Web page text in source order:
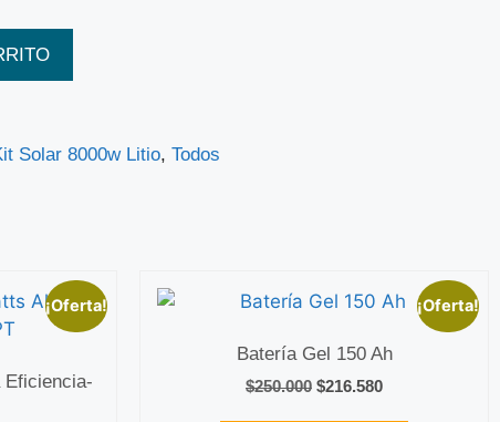
Solar 8000w Litio, Todos
¡Oferta!
Eficiencia-
¡Oferta!
Batería Gel 150 Ah
$250.000 $216.580